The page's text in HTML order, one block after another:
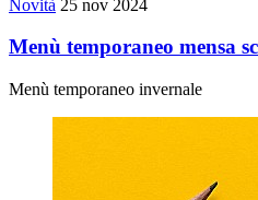
Novità 25 nov 2024
Menù temporaneo mensa
Menù temporaneo invernale